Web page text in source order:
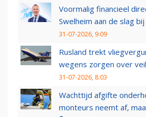
Voormalig financieel
Swelheim aan de slag
31-07-2026, 9:09
Rusland trekt
wegens zorgen over
31-07-2026, 8:03
Wachttijd afgifte
monteurs neemt af,